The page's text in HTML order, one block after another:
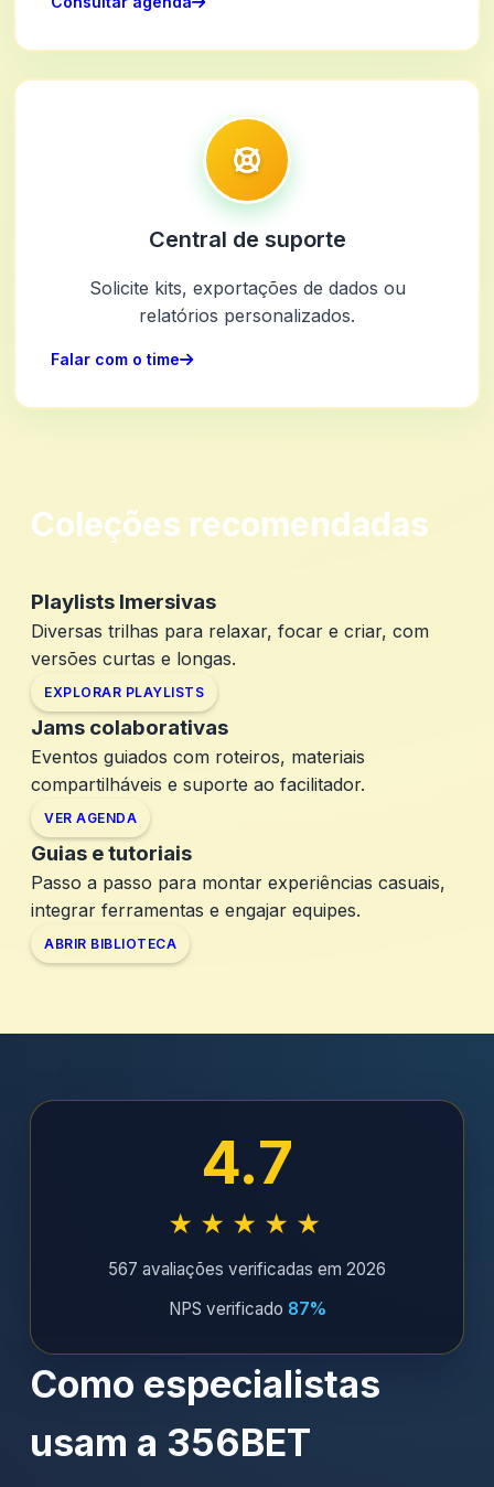
Central de suporte
Solicite kits, exportações de dados ou
relatórios personalizados.
Falar com o time
Coleções recomendadas
Playlists Imersivas
Diversas trilhas para relaxar, focar e criar, com
versões curtas e longas.
EXPLORAR PLAYLISTS
Jams colaborativas
Eventos guiados com roteiros, materiais
compartilháveis e suporte ao facilitador.
VER AGENDA
Guias e tutoriais
Passo a passo para montar experiências casuais,
integrar ferramentas e engajar equipes.
ABRIR BIBLIOTECA
4.7
★★★★★
567 avaliações verificadas em 2026
NPS verificado 87%
Como especialistas
usam a 356BET